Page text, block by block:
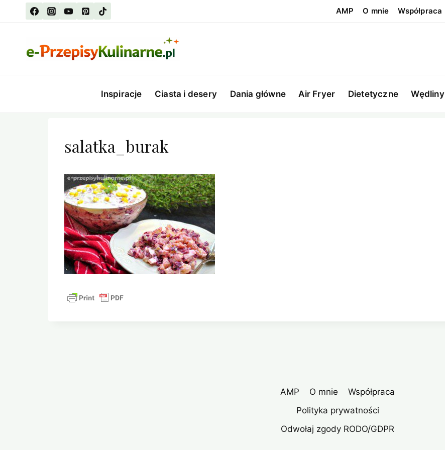
AMP O mnie Współpraca
Inspiracje Ciasta i desery Dania główne Air Fryer Dietetyczne Wędliny
salatka_burak
AMP O mnie
Współpraca
Polityka prywatności
Odwołaj zgody RODO/GDPR